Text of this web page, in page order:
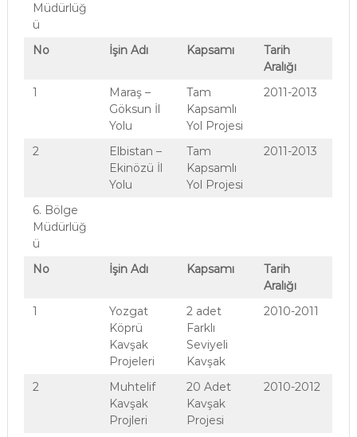
Müdürlüğ
ü
No
İşin Adı Kapsamı
Tarih
Aralığı
1
Maraş –
Göksun İl
Yolu
Tam
Kapsamlı
Yol Projesi
2011-2013
2
Elbistan –
Ekinözü İl
Yolu
Tam
Kapsamlı
Yol Projesi
2011-2013
6. Bölge
Müdürlüğ
ü
No
İşin Adı Kapsamı
Tarih
Aralığı
1
Yozgat
Köprü
Kavşak
Projeleri
2 adet
Farklı
Seviyeli
Kavşak
2010-2011
2
Muhtelif
Kavşak
Projleri
20 Adet
Kavşak
Projesi
2010-2012